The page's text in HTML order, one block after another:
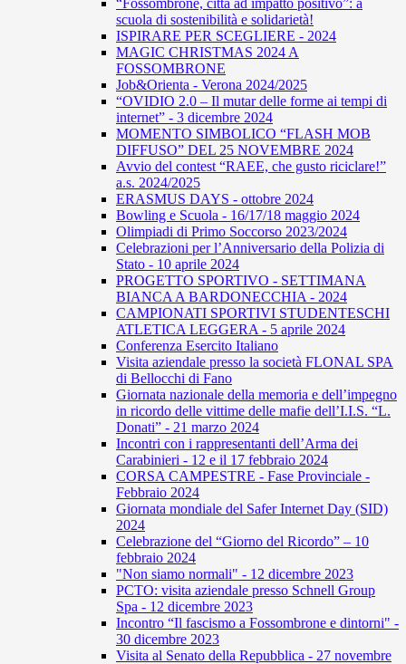
“Fossombrone, città ad impatto positivo”: a
scuola di sostenibilità e solidarietà!
ISPIRARE PER SCEGLIERE - 2024
MAGIC CHRISTMAS 2024 A
FOSSOMBRONE
Job&Orienta - Verona 2024/2025
“OVIDIO 2.0 – Il mutar delle forme ai tempi di
internet” - 3 dicembre 2024
MOMENTO SIMBOLICO “FLASH MOB
DIFFUSO” DEL 25 NOVEMBRE 2024
Avvio del contest “RAEE, che gusto riciclare!”
a.s. 2024/2025
ERASMUS DAYS - ottobre 2024
Bowling e Scuola - 16/17/18 maggio 2024
Olimpiadi di Primo Soccorso 2023/2024
Celebrazioni per l’Anniversario della Polizia di
Stato - 10 aprile 2024
PROGETTO SPORTIVO - SETTIMANA
BIANCA A BARDONECCHIA - 2024
CAMPIONATI SPORTIVI STUDENTESCHI
ATLETICA LEGGERA - 5 aprile 2024
Conferenza Esercito Italiano
Visita aziendale presso la società FLONAL SPA
di Bellocchi di Fano
Giornata nazionale della memoria e dell’impegno
in ricordo delle vittime delle mafie dell’I.I.S. “L.
Donati” - 21 marzo 2024
Incontri con i rappresentanti dell’Arma dei
Carabinieri - 12 e il 17 febbraio 2024
CORSA CAMPESTRE - Fase Provinciale -
Febbraio 2024
Giornata mondiale del Safer Internet Day (SID)
2024
Celebrazione del “Giorno del Ricordo” – 10
febbraio 2024
"Non siamo normali" - 12 dicembre 2023
PCTO: visita aziendale presso Schnell Group
Spa - 12 dicembre 2023
Incontro “Il fascismo a Fossombrone e dintorni" -
30 dicembre 2023
Visita al Senato della Repubblica - 27 novembre